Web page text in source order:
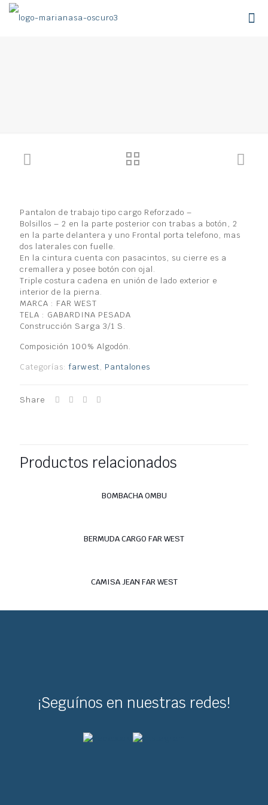
Pantalon de trabajo tipo cargo Reforzado –
Bolsillos – 2 en la parte posterior con trabas a botón, 2
en la parte delantera y uno Frontal porta telefono, mas
dos laterales con fuelle.
En la cintura cuenta con pasacintos, su cierre es a
cremallera y posee botón con ojal.
Triple costura cadena en unión de lado exterior e
interior de la pierna.
MARCA : FAR WEST
TELA : GABARDINA PESADA
Construcción Sarga 3/1 S.
Composición 100% Algodón.
Categorías:farwest, Pantalones
Share
Productos relacionados
BOMBACHA OMBU
BERMUDA CARGO FAR WEST
CAMISA JEAN FAR WEST
¡Seguínos en nuestras redes!